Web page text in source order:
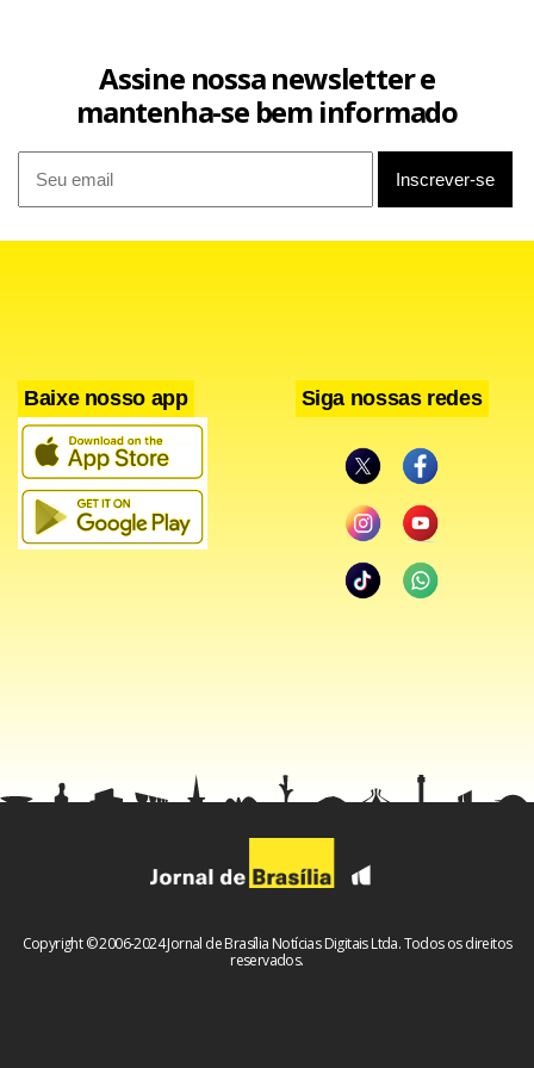
Assine nossa newsletter e
mantenha-se bem informado
Baixe nosso app Siga nossas redes
Copyright © 2006-2024 Jornal de Brasília Notícias Digitais Ltda. Todos os direitos
reservados.